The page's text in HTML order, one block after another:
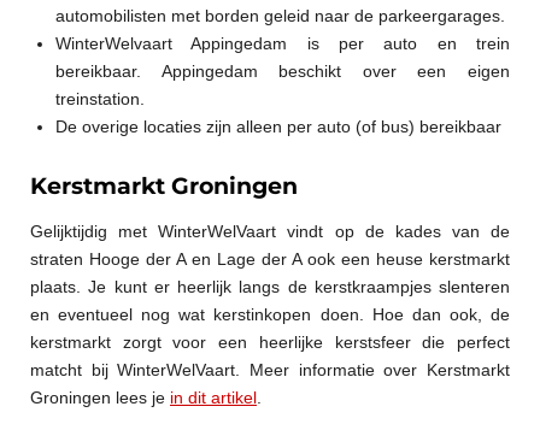
automobilisten met borden geleid naar de parkeergarages.
WinterWelvaart Appingedam is per auto en trein
bereikbaar. Appingedam beschikt over een eigen
treinstation.
De overige locaties zijn alleen per auto (of bus) bereikbaar
Kerstmarkt Groningen
Gelijktijdig met WinterWelVaart vindt op de kades van de
straten Hooge der A en Lage der A ook een heuse kerstmarkt
plaats. Je kunt er heerlijk langs de kerstkraampjes slenteren
en eventueel nog wat kerstinkopen doen. Hoe dan ook, de
kerstmarkt zorgt voor een heerlijke kerstsfeer die perfect
matcht bij WinterWelVaart. Meer informatie over Kerstmarkt
Groningen lees je in dit artikel